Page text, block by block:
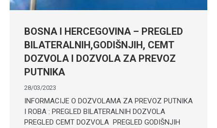
BOSNA I HERCEGOVINA – PREGLED
BILATERALNIH,GODIŠNJIH, CEMT
DOZVOLA I DOZVOLA ZA PREVOZ
PUTNIKA
28/03/2023
INFORMACIJE O DOZVOLAMA ZA PREVOZ PUTNIKA
I ROBA : PREGLED BILATERALNIH DOZVOLA
PREGLED CEMT DOZVOLA PREGLED GODIŠNJIH